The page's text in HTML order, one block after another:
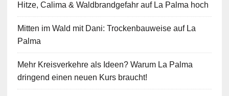
Hitze, Calima & Waldbrandgefahr auf La Palma hoch
Mitten im Wald mit Dani: Trockenbauweise auf La
Palma
Mehr Kreisverkehre als Ideen? Warum La Palma
dringend einen neuen Kurs braucht!